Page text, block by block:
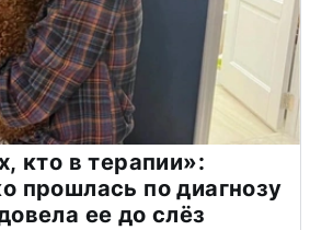
кто в терапии»:
прошлась по диагнозу
ее до слёз